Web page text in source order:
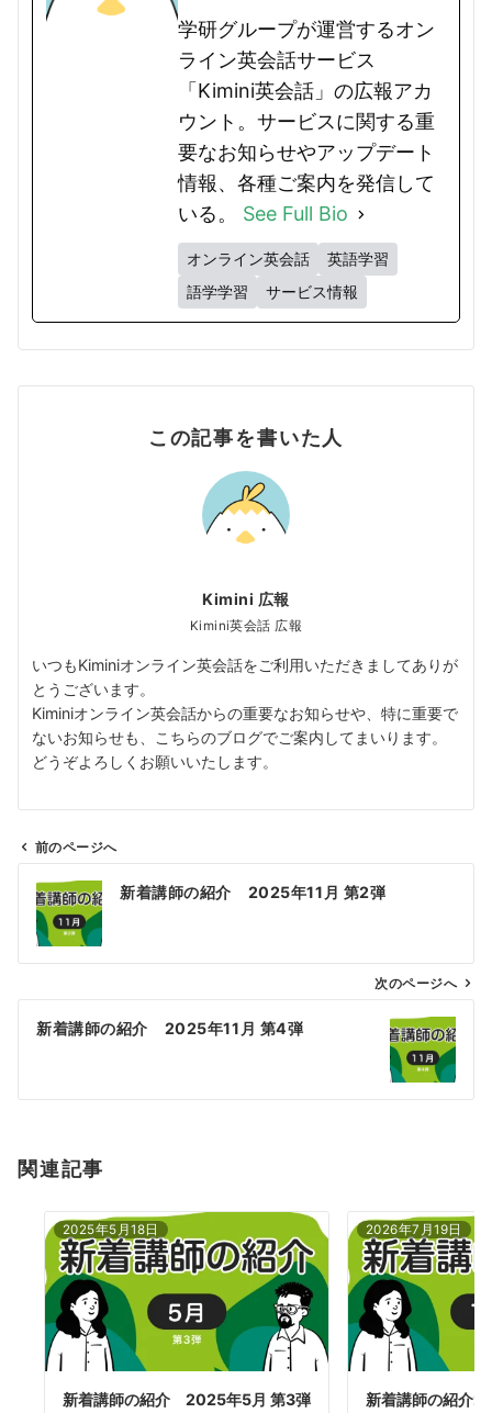
学研グループが運営するオン
ライン英会話サービス
「Kimini英会話」の広報アカ
ウント。サービスに関する重
要なお知らせやアップデート
情報、各種ご案内を発信して
いる。 See Full Bio
オンライン英会話
英語学習
語学学習
サービス情報
この記事を書いた人
Kimini 広報
Kimini英会話 広報
いつもKiminiオンライン英会話をご利用いただきましてありが
とうございます。
Kiminiオンライン英会話からの重要なお知らせや、特に重要で
ないお知らせも、こちらのブログでご案内してまいります。
どうぞよろしくお願いいたします。
ビ
ン
前のページへ
新着講師の紹介 2025年11月 第2弾
次のページへ
新着講師の紹介 2025年11月 第4弾
関連記事
2025年5月18日
新着講師の紹介 2025年5月 第3弾
2026年7月19日
新着講師の紹介